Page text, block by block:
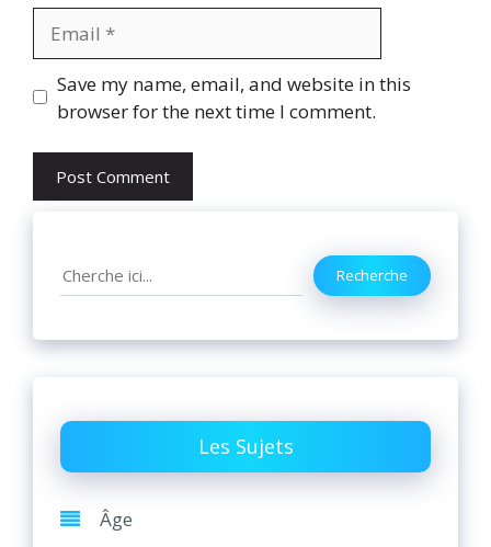
Website
Save my name, email, and website in this
browser for the next time I comment.
Search Recherche
Les Sujets
Âge